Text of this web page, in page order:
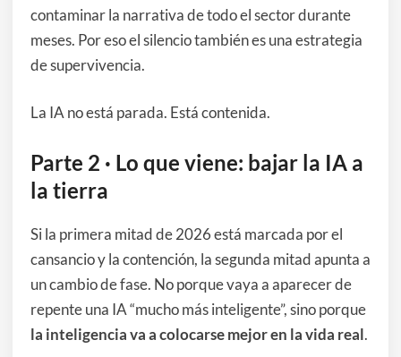
contaminar la narrativa de todo el sector durante
meses. Por eso el silencio también es una estrategia
de supervivencia.
La IA no está parada. Está contenida.
Parte 2 · Lo que viene: bajar la IA a
la tierra
Si la primera mitad de 2026 está marcada por el
cansancio y la contención, la segunda mitad apunta a
un cambio de fase. No porque vaya a aparecer de
repente una IA “mucho más inteligente”, sino porque
la inteligencia va a colocarse mejor en la vida real.